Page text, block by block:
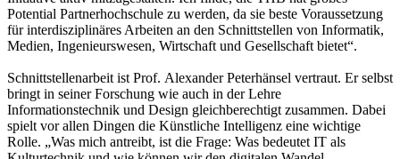
Potential Partnerhochschule zu werden, da sie beste Voraussetzung
für interdisziplinäres Arbeiten an den Schnittstellen von Informatik,
Medien, Ingenieurswesen, Wirtschaft und Gesellschaft bietet“.
Schnittstellenarbeit ist Prof. Alexander Peterhänsel vertraut. Er selbst
bringt in seiner Forschung wie auch in der Lehre
Informationstechnik und Design gleichberechtigt zusammen. Dabei
spielt vor allen Dingen die Künstliche Intelligenz eine wichtige
Rolle. „Was mich antreibt, ist die Frage: Was bedeutet IT als